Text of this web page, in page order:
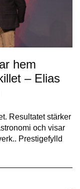
hem
– Elias
Resultatet stärker
och visar
Prestigefylld